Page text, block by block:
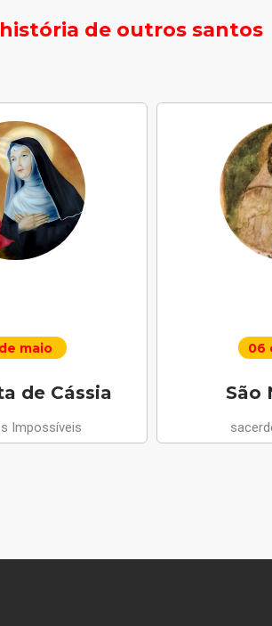
de outros santos
maio
de Cássia
Impossíveis
06
São